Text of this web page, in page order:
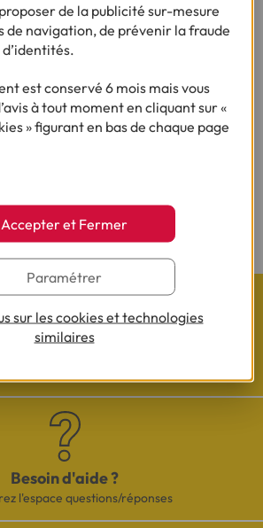
plus sur le crédit ?
un contrat pré-rempli qu'il vous faudra nous
et accompagné des justificatifs demandés en
de votre dossier et à l’issue du délai légal de
Besoin d'aide ?
l'espace questions/réponses
de la publicité sur-mesure
de navigation, de prévenir la fraude
est conservé 6 mois mais vous
à tout moment en cliquant sur «
» figurant en bas de chaque page
Accepter et Fermer
Paramétrer
sur les cookies et technologies
similaires